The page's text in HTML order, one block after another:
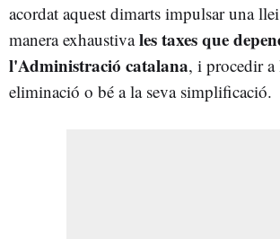
acordat aquest dimarts impulsar una
manera exhaustivales taxesque
l'Administració catalana, i procedir a
eliminació o bé a la seva simplificació.